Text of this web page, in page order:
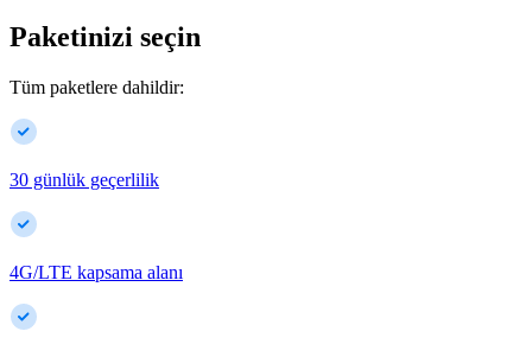
Paketinizi seçin
Tüm paketlere dahildir:
30 günlük geçerlilik
4G/LTE kapsama alanı